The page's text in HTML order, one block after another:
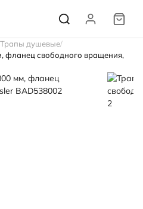
Трапы душевые
фланец свободного вращения,